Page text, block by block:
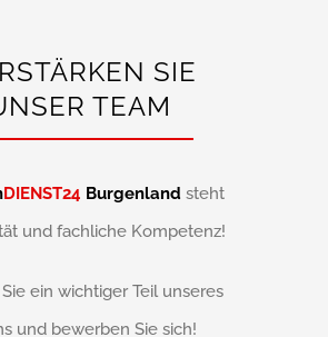
SIE
TEAM
DIENST24 Burgenland steht
und fachliche Kompetenz!
ein wichtiger Teil unseres
und bewerben Sie sich!